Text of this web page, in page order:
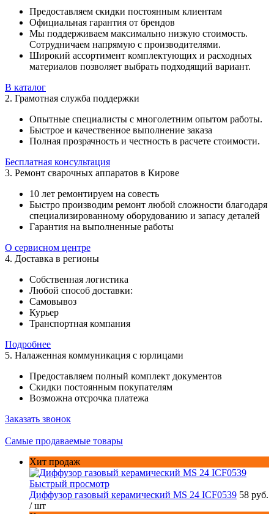
Предоставляем скидки постоянным клиентам
Официальная гарантия от брендов
Мы поддерживаем максимально низкую стоимость.
Сотрудничаем напрямую с производителями.
Широкий ассортимент комплектующих и расходных
материалов позволяет выбрать подходящий вариант.
В каталог
2. Грамотная служба поддержки
Опытные специалисты с многолетним опытом работы.
Быстрое и качественное выполнение заказа
Полная прозрачность и честность в расчете стоимости.
Бесплатная консультация
3. Ремонт сварочных аппаратов в Кирове
10 лет ремонтируем на совесть
Быстро производим ремонт любой сложности благодаря
специализированному оборудованию и запасу деталей
Гарантия на выполненные работы
О сервисном центре
4. Доставка в регионы
Собственная логистика
Любой способ доставки:
Самовывоз
Курьер
Транспортная компания
Подробнее
5. Налаженная коммуникация с юрлицами
Предоставляем полный комплект документов
Скидки постоянным покупателям
Возможна отсрочка платежа
Заказать звонок
Самые продаваемые товары
Хит продаж
Быстрый просмотр
Диффузор газовый керамический MS 24 ICF0539 58 руб.
/ шт